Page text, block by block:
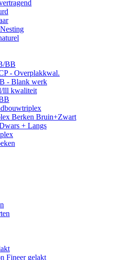
BB
- Overplakkwal.
- Blank werk
lll kwaliteit
Berken Bruin+Zwart
+ Langs
Fineer gelakt